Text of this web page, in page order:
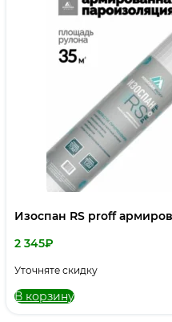
Изоспан RS proff
2 345₽
Уточняте скидку
В корзину